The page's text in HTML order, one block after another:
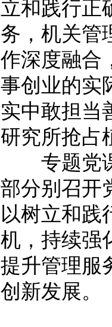
立和践行正
务，机关管
作深度融合
事创业的实
实中敢担当
研究所抢占
专题党课
部分别召开
以树立和践
机，持续强
提升管理服
创新发展。